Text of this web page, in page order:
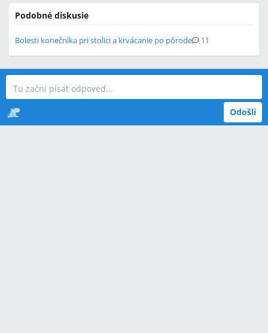
Podobné diskusie
Bolesti konečníka pri stolici a krvácanie po pôrode 11
Odošli